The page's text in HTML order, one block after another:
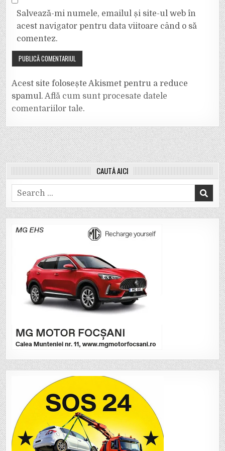
Salvează-mi numele, emailul și site-ul web în
acest navigator pentru data viitoare când o să
comentez.
Acest site folosește Akismet pentru a reduce
spamul.Află cum sunt procesate datele
comentariilor tale.
CAUTĂ AICI
Search
for: